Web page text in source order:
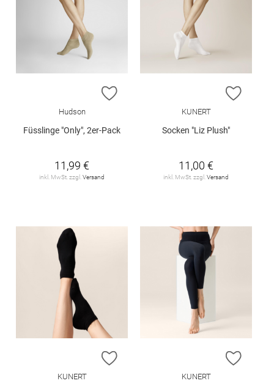
ZUR WUNSCHLISTE HINZUFÜGEN
Hudson
Füsslinge "Only", 2er-Pack
11,99 €
inkl. MwSt. zzgl. Versand
ZUR
KUNERT
Socken "Liz Plush"
11,00 €
inkl. MwSt. zzgl. Versand
ZUR WUNSCHLISTE HINZUFÜGEN
KUNERT
ZUR
KUNERT